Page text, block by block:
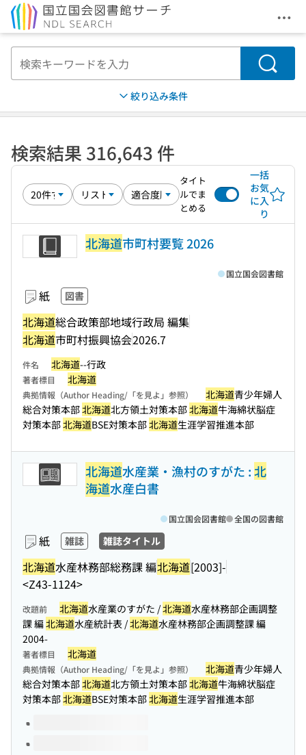
メ
検索
絞り込み条件
検索結果 316,643 件
タイト
ルでま
とめる
一括
お気
に入
り
北海道市町村要覧 2026
紙 図書
北海道総合政策部地域行政局 編集
北海道市町村振興協会2026.7
国立国会図書館
件名 北海道--行政
著者標目 北海道
典拠情報（Author Heading/「を見よ」参照） 北海道青少年婦人
総合対策本部北海道北方領土対策本部北海道牛海綿状脳症
対策本部北海道BSE対策本部北海道生涯学習推進本部
北海道水産業・漁村のすがた :北
海道水産白書
紙 雑誌 雑誌タイトル
北海道水産林務部総務課 編北海道[2003]-
<Z43-1124>
国立国会図書館 全国の図書館
改題前 北海道水産業のすがた /北海道水産林務部企画調整
課 編北海道水産統計表 /北海道水産林務部企画調整課 編
2004-
著者標目 北海道
典拠情報（Author Heading/「を見よ」参照） 北海道青少年婦人
総合対策本部北海道北方領土対策本部北海道牛海綿状脳症
対策本部北海道BSE対策本部北海道生涯学習推進本部
このタイトルの巻号